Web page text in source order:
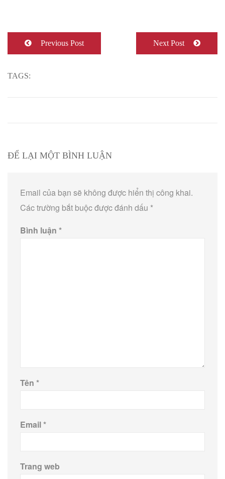
Previous Post Next Post
TAGS:
ĐỂ LẠI MỘT BÌNH LUẬN
Email của bạn sẽ không được hiển thị công khai.
Các trường bắt buộc được đánh dấu *
Bình luận *
Tên *
Email*
Trang web